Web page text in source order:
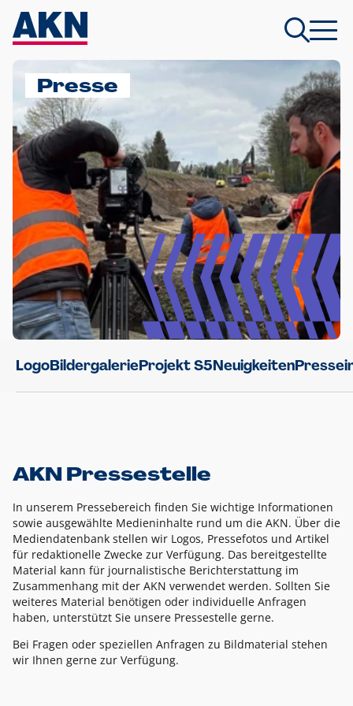
Presse
LogoBildergalerieProjekt S5Neuigkeiten
AKN Pressestelle
In unserem Pressebereich finden Sie wichtige Informationen
sowie ausgewählte Medieninhalte rund um die AKN. Über die
Mediendatenbank stellen wir Logos, Pressefotos und Artikel
für redaktionelle Zwecke zur Verfügung. Das bereitgestellte
Material kann für journalistische Berichterstattung im
Zusammenhang mit der AKN verwendet werden. Sollten Sie
weiteres Material benötigen oder individuelle Anfragen
haben, unterstützt Sie unsere Pressestelle gerne.
Bei Fragen oder speziellen Anfragen zu Bildmaterial stehen
wir Ihnen gerne zur Verfügung.